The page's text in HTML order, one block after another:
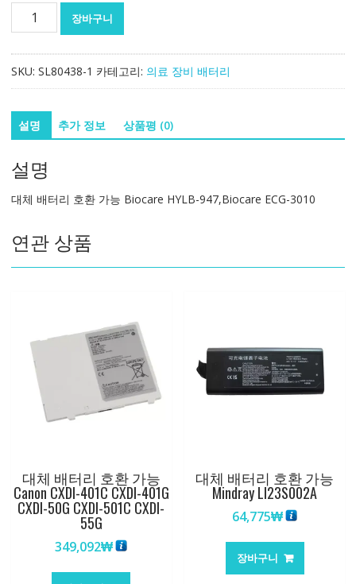
리
환
가
Biocare
HYLB-
947,Biocare
3010
수
량
장바구니
SKU: SL80438-1 카테고리: 의료 장비 배터리
설명 추가 정보 상품평 (0)
설명
대체 배터리 호환 가능 Biocare HYLB-947,Biocare ECG-3010
연관 상품
대체 배터리 호환 가능
Canon CXDI-401C CXDI-401G
CXDI-50G CXDI-501C CXDI-
55G
349,092₩
대체 배터리 호환 가능
Mindray LI23S002A
64,775₩
장바구니